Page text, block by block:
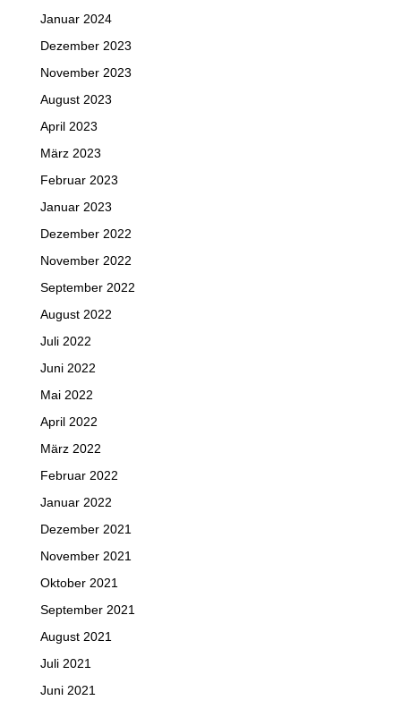
Januar 2024
Dezember 2023
November 2023
August 2023
April 2023
März 2023
Februar 2023
Januar 2023
Dezember 2022
November 2022
September 2022
August 2022
Juli 2022
Juni 2022
Mai 2022
April 2022
März 2022
Februar 2022
Januar 2022
Dezember 2021
November 2021
Oktober 2021
September 2021
August 2021
Juli 2021
Juni 2021